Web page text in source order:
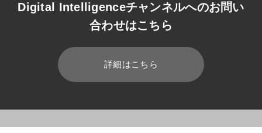
Digital Intelligenceチャンネルへのお問い
合わせはこちら
詳細はこちら